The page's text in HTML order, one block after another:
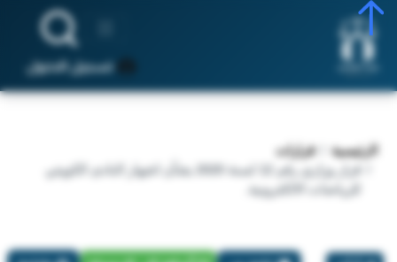
تسجيل الدخول
الرئيسية
قرارات
قرار وزاري رقم 12 لسنة 2020 بشأن اشهار النادى الكويتي
للرياضات الالكترونية.